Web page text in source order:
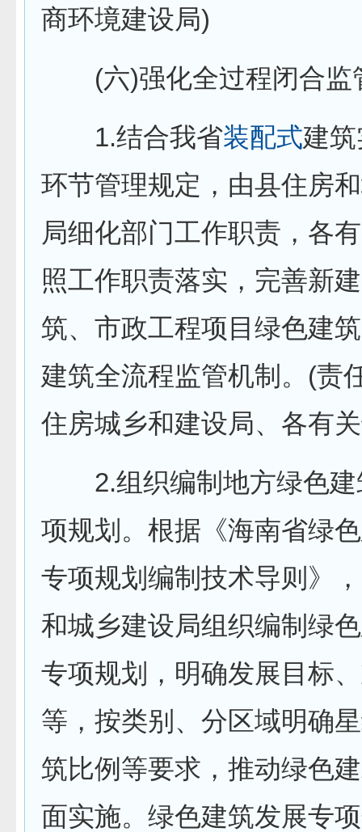
商环境建设局)
(六)强化全过程闭合监
1.结合我省装配式建
环节管理规定，由县住房
局细化部门工作职责，各
照工作职责落实，完善新
筑、市政工程项目绿色建
建筑全流程监管机制。(责
住房城乡和建设局、各有
2.组织编制地方绿色建
项规划。根据《海南省绿
专项规划编制技术导则》
和城乡建设局组织编制绿
专项规划，明确发展目标
等，按类别、分区域明确
筑比例等要求，推动绿色
面实施。绿色建筑发展专